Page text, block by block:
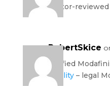
doctor-reviewed
RobertSkice
verified
legality– legal